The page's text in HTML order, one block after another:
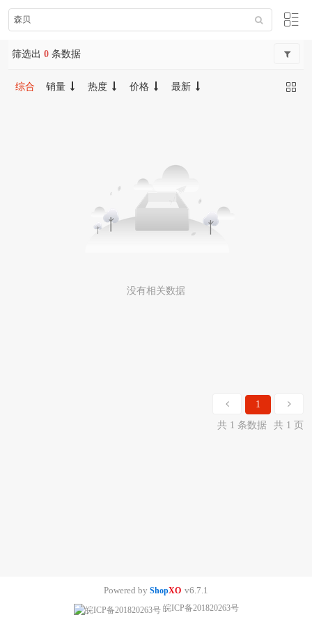
筛选出 0 条数据
综合 销量 热度 价格 最新
没有相关数据
1
共 1 条数据
共 1 页
Powered by ShopXO v6.7.1
皖ICP备201820263号